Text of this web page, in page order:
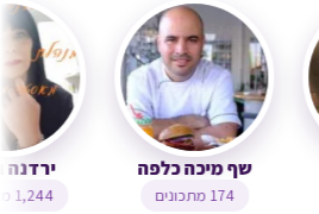
שף מיכה כלפה ליאת קאדר